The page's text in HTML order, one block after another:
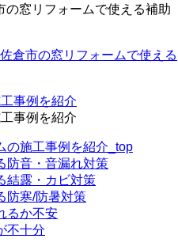
の窓リフォームで使える補助
倉市の窓リフォームで使える
事例を紹介
事例を紹介
の施工事例を紹介_top
防音・音漏れ対策
結露・カビ対策
防寒/防暑対策
るか不安
不十分